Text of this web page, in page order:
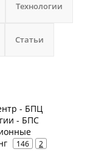
Технологии
Статьи
- БПЦ
- БПС
146 2